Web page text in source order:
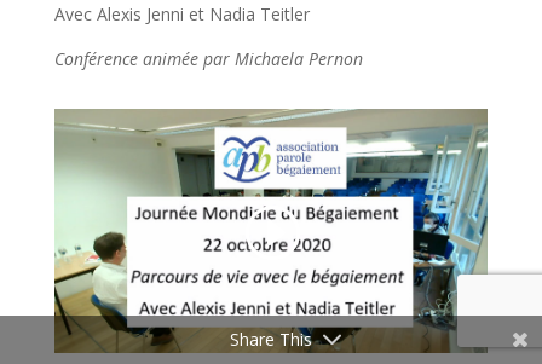
Avec Alexis Jenni et Nadia Teitler
Conférence animée par Michaela Pernon
Share This